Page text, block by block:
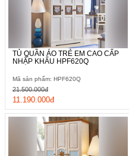
TỦ QUẦN ÁO TRẺ EM CAO CẤP
NHẬP KHẨU HPF620Q
Mã sản phẩm: HPF620Q
11.190.000đ
21.500.000đ